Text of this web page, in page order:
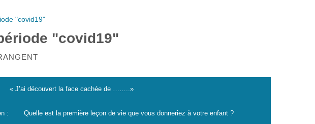
"covid19"
« J’ai découvert la face cachée de ……..»
: Quelle est la première leçon de vie que vous donneriez à votre enfant ?